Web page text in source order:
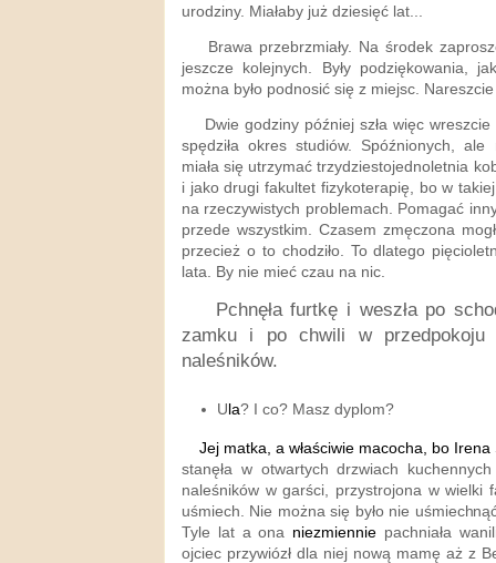
urodziny. Miałaby już dziesięć lat...
Brawa przebrzmiały. Na środek
jeszcze kolejnych. Były podziękowania,
można było podnosić się z miejsc.
Dwie godziny później szła więc
spędziła okres studiów. Spóźnionych,
miała się utrzymać trzydziestojednoletnia
i jako drugi fakultet fizykoterapię, bo w
na rzeczywistych problemach. Pomagać
przede wszystkim. Czasem zmęczona
przecież o to chodziło. To dlatego
lata. By nie mieć czau na nic.
Pchnęła furtkę i weszła po
zamku i po chwili w przedpokoju
naleśników.
U la? I co? Masz dyplom?
Jej matka, a właściwie macocha, bo
stanęła w otwartych drzwiach
naleśników w garści, przystrojona w wielki
uśmiech. Nie można się było nie
Tyle lat a ona niezmiennie pachniała
ojciec przywiózł dla niej nową mamę aż z